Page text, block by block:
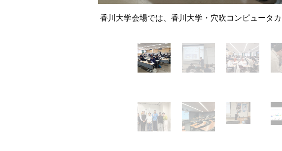
香川大学会場では、香川大学・穴吹コンピュータ